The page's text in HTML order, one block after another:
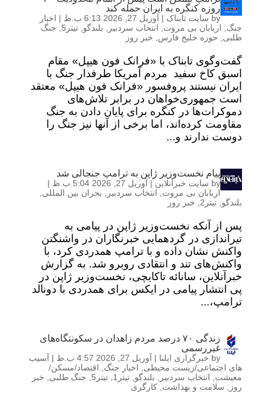
روزه کنگره به ایران حمله کند
by سایت تابناک | آوریل 27, 2026 6:13 ب.ظ | اخبار
جنگ
اربابان بی مروت انتخاب سردبیر بلندگو تیتر5
جنگ
طلبی
حوزه خلیج فارس خبر روز
گفت‌و‌گوی تابناک با «فرانک فون هیپل» مقام
اسبق کاخ سفید مردم آمریکا طرفدار جنگ با
ایران نیستند پروفسور «فرانک فون هیپل» معتقد
است جمهوری‌خواهان در برابر تلاش‌های
دموکرات‌ها در کنگره برای پایان دادن به جنگ
مقاومت کرده‌اند، اما برخی از آنها نیز جنگ را
دوست ندارند و...
پیام نخست‌وزیر ژاپن به ترامپ جنجالی شد
by سایت خبرآنلاین | آوریل 27, 2026 5:04 ب.ظ
|
اربابان بی مروت
انتخاب سردبیر بحران بین المللی
بلندگو تیتر2 خبر روز
پس از آنکه نخست‌وزیر ژاپن در پیامی به
تیراندازی در گردهمایی خبرنگاران در واشنگتن
واکنش نشان داده و با ترامپ همدردی کرد، با
واکنش‌های تند و انتقادی روبرو شد. به گزارش
خبرآنلاین، سانائه تاکایچی، نخست‌وزیر ژاپن در
پی انتشار پیامی در ایکس برای همدردی با دونالد
ترامپ،...
زندگی ٧٠ درصد مردم زاهدان در سکونتگاه‌های
غیررسمی
by خبرگزاری ایلنا | آوریل 27, 2026 4:57 ب.ظ | آسیب
های اجتماعی/زیست محیطی
اخبار جنگ
اقتصاد/مسکن/
معیشت
انتخاب سردبیر بلندگو تیتر1 تیتر5 جنگ طلبی
خبر
روز
سلامت و بهداشت کارگری